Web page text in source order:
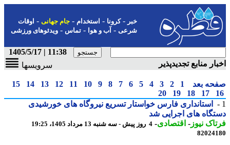
-کرونا-استخدام- جام جهانی-اوقات
شرعی-آب و هوا-تماس-ویدئوهای ورزشی
11:38 | 1405/5/17
منابع تجدیدپذیر
سرویسها
بعد 1
2
3
4
5
6
7
8
9
10
11
12
13
14
15
17
18
19
20
استانداری فارس خواستار تسریع نیروگاه های خورشیدی
های اجرایی شد
نیوز-اقتصادی-4 روز پیش - سه شنبه 13 مرداد 1405، 19:25